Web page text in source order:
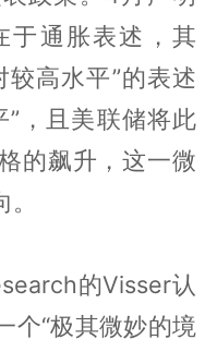
于通胀表述，其
较高水平”的表述
”，且美联储将此
的飙升，这一微
的Visser认
个“极其微妙的境